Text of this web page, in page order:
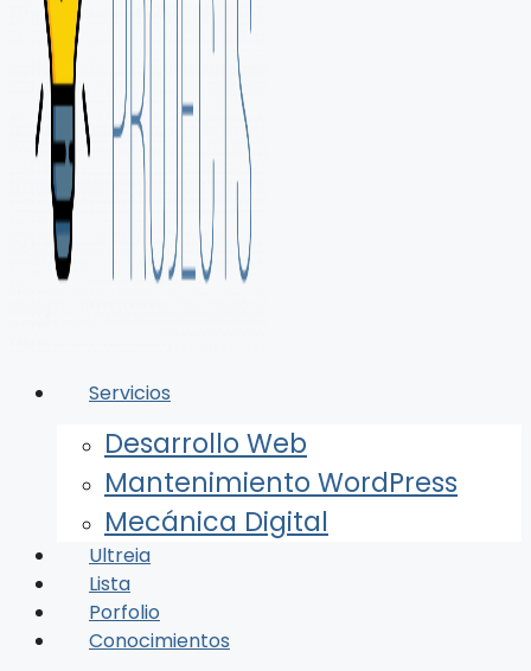
Servicios
Desarrollo Web
Mantenimiento WordPress
Mecánica Digital
Ultreia
Lista
Porfolio
Conocimientos